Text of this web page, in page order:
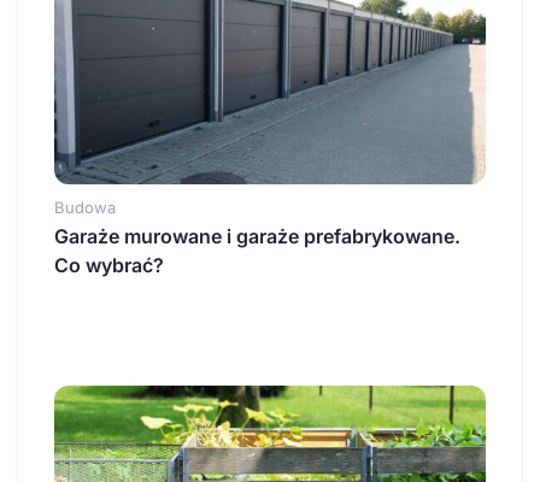
Budowa
Garaże murowane i garaże prefabrykowane.
Co wybrać?